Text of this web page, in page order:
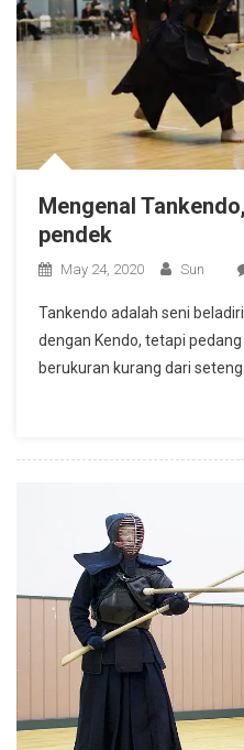
Mengenal
pendek
May 24, 2020 Sun
Tankendo adalah seni
dengan Kendo, tetapi
berukuran kurang dari